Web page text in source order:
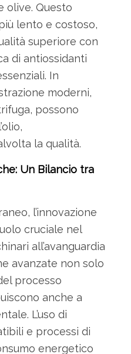
olive. Questo
lento e costoso,
superiore con
di antiossidanti
In
moderni,
possono
la qualità.
Un Bilancio tra
l’innovazione
cruciale nel
all’avanguardia
avanzate non solo
processo
anche a
L’uso di
e processi di
energetico